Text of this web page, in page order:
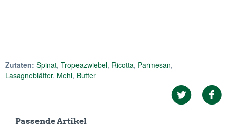
Zutaten: Spinat, Tropeazwiebel, Ricotta, Parmesan,
Lasagneblätter, Mehl, Butter
Passende Artikel